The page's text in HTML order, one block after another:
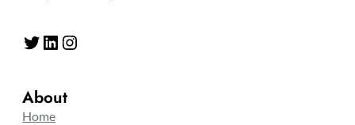
Twitter LinkedIn Instagram
About
Home